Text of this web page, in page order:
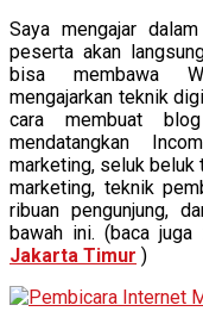
Saya mengajar
peserta akan
bisa membawa
mengajarkan teknik
cara membuat
mendatangkan
marketing, seluk beluk
marketing, teknik
ribuan pengunjung,
bawah ini. (baca juga
Jakarta Timur )